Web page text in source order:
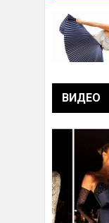
ВИДЕО